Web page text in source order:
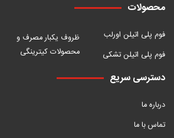
محصولات
فوم پلی اتیلن اورلب
فوم پلی اتیلن تشکی
ظروف یکبار مصرف و
محصولات کیترینگی
دسترسی سریع
درباره ما
تماس با ما